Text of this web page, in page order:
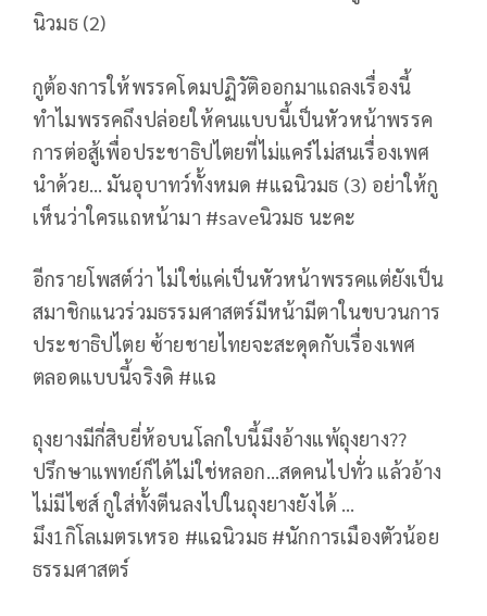
นิวมธ (2)
กูต้องการให้พรรคโดมปฏิวัติออกมาแถลงเรื่องนี้
ทำไมพรรคถึงปล่อยให้คนแบบนี้เป็นหัวหน้าพรรค
การต่อสู้เพื่อประชาธิปไตยที่ไม่แคร์ไม่สนเรื่องเพศ
นำด้วย… มันอุบาทว์ทั้งหมด #แฉนิวมธ (3) อย่าให้กู
เห็นว่าใครแถหน้ามา #saveนิวมธ นะคะ
อีกรายโพสต์ว่า ไม่ใช่แค่เป็นหัวหน้าพรรคแต่ยังเป็น
สมาชิกแนวร่วมธรรมศาสตร์มีหน้ามีตาในขบวนการ
ประชาธิปไตย ซ้ายชายไทยจะสะดุดกับเรื่องเพศ
ตลอดแบบนี้จริงดิ #แฉ
ถุงยางมีกี่สิบยี่ห้อบนโลกใบนี้มึงอ้างแพ้ถุงยาง??
ปรึกษาแพทย์ก็ได้ไม่ใช่หลอก…สดคนไปทั่ว แล้วอ้าง
ไม่มีไซส์ กูใส่ทั้งตีนลงไปในถุงยางยังได้ …
มึง1กิโลเมตรเหรอ #แฉนิวมธ #นักการเมืองตัวน้อย
ธรรมศาสตร์